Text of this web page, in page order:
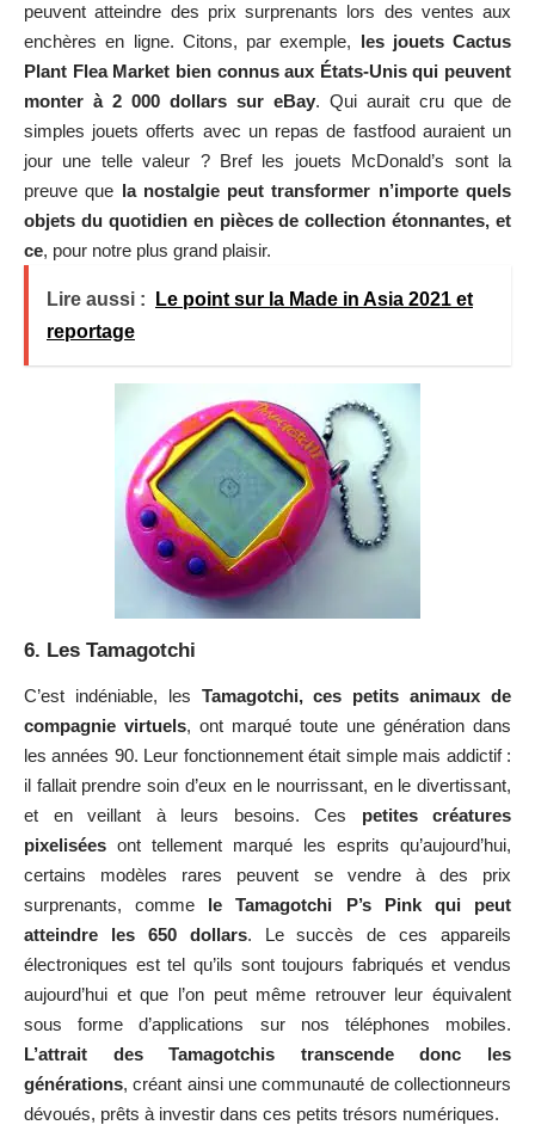
peuvent atteindre des prix surprenants lors des ventes aux
enchères en ligne. Citons, par exemple, les jouets Cactus
Plant Flea Market bien connus aux États-Unis qui peuvent
monter à 2 000 dollars sur eBay. Qui aurait cru que de
simples jouets offerts avec un repas de fastfood auraient un
jour une telle valeur ? Bref les jouets McDonald’s sont la
preuve que la nostalgie peut transformer n’importe quels
objets du quotidien en pièces de collection étonnantes, et
ce, pour notre plus grand plaisir.
Lire aussi :
Le point sur la Made in Asia 2021 et
reportage
6. Les Tamagotchi
C’est indéniable, les Tamagotchi, ces petits animaux de
compagnie virtuels, ont marqué toute une génération dans
les années 90. Leur fonctionnement était simple mais addictif :
il fallait prendre soin d’eux en le nourrissant, en le divertissant,
et en veillant à leurs besoins. Ces petites créatures
pixelisées ont tellement marqué les esprits qu’aujourd’hui,
certains modèles rares peuvent se vendre à des prix
surprenants, comme le Tamagotchi P’s Pink qui peut
atteindre les 650 dollars. Le succès de ces appareils
électroniques est tel qu’ils sont toujours fabriqués et vendus
aujourd’hui et que l’on peut même retrouver leur équivalent
sous forme d’applications sur nos téléphones mobiles.
L’attrait des Tamagotchis transcende donc les
générations, créant ainsi une communauté de collectionneurs
dévoués, prêts à investir dans ces petits trésors numériques.